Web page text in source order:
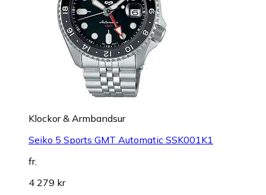
Klockor & Armbandsur
Seiko 5 Sports GMT Automatic SSK001K1
fr.
4 279 kr